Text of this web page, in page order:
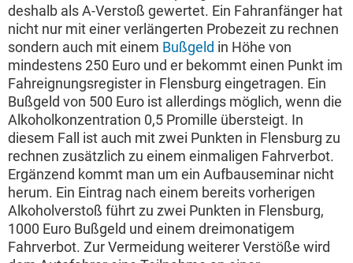
deshalb als A-Verstoß gewertet. Ein Fahranfänger hat
nicht nur mit einer verlängerten Probezeit zu rechnen
sondern auch mit einem Bußgeld in Höhe von
mindestens 250 Euro und er bekommt einen Punkt im
Fahreignungsregister in Flensburg eingetragen. Ein
Bußgeld von 500 Euro ist allerdings möglich, wenn die
Alkoholkonzentration 0,5 Promille übersteigt. In
diesem Fall ist auch mit zwei Punkten in Flensburg zu
rechnen zusätzlich zu einem einmaligen Fahrverbot.
Ergänzend kommt man um ein Aufbauseminar nicht
herum. Ein Eintrag nach einem bereits vorherigen
Alkoholverstoß führt zu zwei Punkten in Flensburg,
1000 Euro Bußgeld und einem dreimonatigem
Fahrverbot. Zur Vermeidung weiterer Verstöße wird